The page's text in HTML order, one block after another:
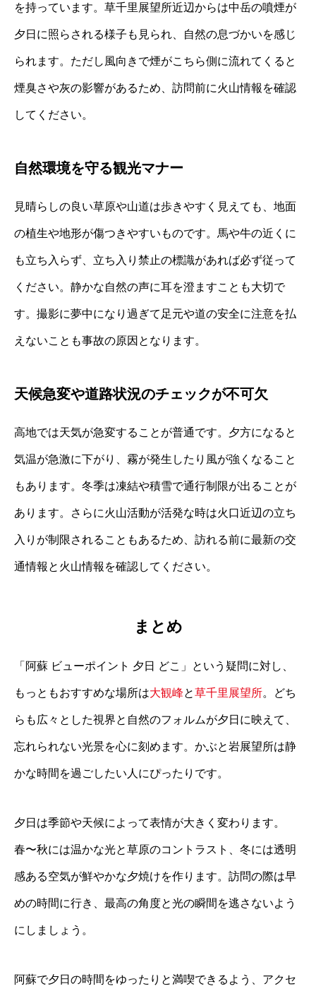
を持っています。草千里展望所近辺からは中岳の噴煙が
夕日に照らされる様子も見られ、自然の息づかいを感じ
られます。ただし風向きで煙がこちら側に流れてくると
煙臭さや灰の影響があるため、訪問前に火山情報を確認
してください。
自然環境を守る観光マナー
見晴らしの良い草原や山道は歩きやすく見えても、地面
の植生や地形が傷つきやすいものです。馬や牛の近くに
も立ち入らず、立ち入り禁止の標識があれば必ず従って
ください。静かな自然の声に耳を澄ますことも大切で
す。撮影に夢中になり過ぎて足元や道の安全に注意を払
えないことも事故の原因となります。
天候急変や道路状況のチェックが不可欠
高地では天気が急変することが普通です。夕方になると
気温が急激に下がり、霧が発生したり風が強くなること
もあります。冬季は凍結や積雪で通行制限が出ることが
あります。さらに火山活動が活発な時は火口近辺の立ち
入りが制限されることもあるため、訪れる前に最新の交
通情報と火山情報を確認してください。
まとめ
「阿蘇 ビューポイント 夕日 どこ」という疑問に対し、
もっともおすすめな場所は大観峰と草千里展望所。どち
らも広々とした視界と自然のフォルムが夕日に映えて、
忘れられない光景を心に刻めます。かぶと岩展望所は静
かな時間を過ごしたい人にぴったりです。
夕日は季節や天候によって表情が大きく変わります。
春〜秋には温かな光と草原のコントラスト、冬には透明
感ある空気が鮮やかな夕焼けを作ります。訪問の際は早
めの時間に行き、最高の角度と光の瞬間を逃さないよう
にしましょう。
阿蘇で夕日の時間をゆったりと満喫できるよう、アクセ